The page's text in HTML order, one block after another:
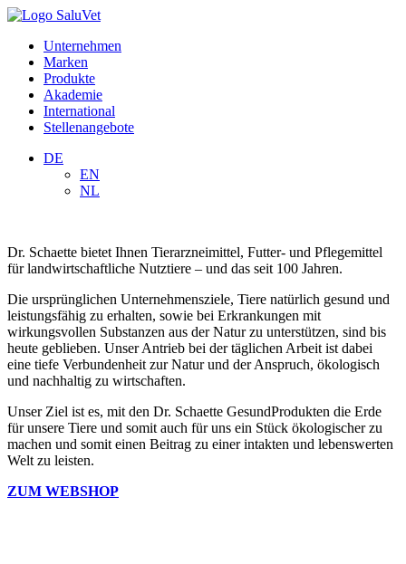
Unternehmen
Marken
Produkte
Akademie
International
Stellenangebote
DE
EN
NL
Dr. Schaette bietet Ihnen Tierarzneimittel, Futter- und Pflegemittel
für landwirtschaftliche Nutztiere – und das seit 100 Jahren.
Die ursprünglichen Unternehmensziele, Tiere natürlich gesund und
leistungsfähig zu erhalten, sowie bei Erkrankungen mit
wirkungsvollen Substanzen aus der Natur zu unterstützen, sind bis
heute geblieben. Unser Antrieb bei der täglichen Arbeit ist dabei
eine tiefe Verbundenheit zur Natur und der Anspruch, ökologisch
und nachhaltig zu wirtschaften.
Unser Ziel ist es, mit den Dr. Schaette GesundProdukten die Erde
für unsere Tiere und somit auch für uns ein Stück ökologischer zu
machen und somit einen Beitrag zu einer intakten und lebenswerten
Welt zu leisten.
ZUM WEBSHOP